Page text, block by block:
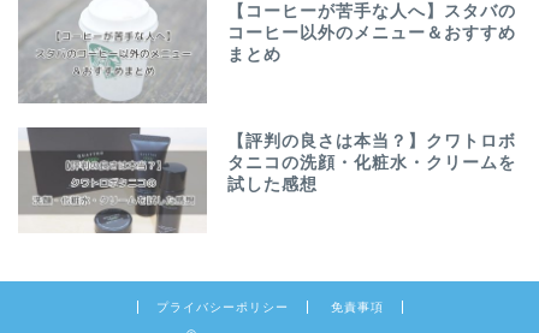
【コーヒーが苦手な人へ】スタバの
コーヒー以外のメニュー＆おすすめ
まとめ
【評判の良さは本当？】クワトロボ
タニコの洗顔・化粧水・クリームを
試した感想
プライバシーポリシー 免責事項